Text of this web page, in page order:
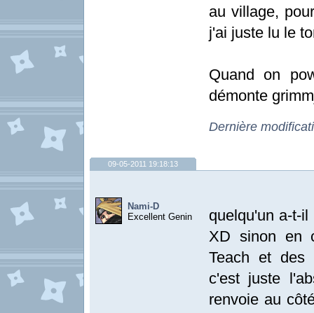
au village,
j'ai juste lu le
Quand on
démonte
Dernière
09-05-2011 19:18:13
Nami-D
Excellent Genin
quelqu'un a-t-
XD sinon en
Teach et des
c'est juste
renvoie au